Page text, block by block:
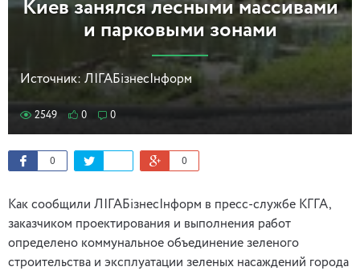
Киев занялся лесными массивами
и парковыми зонами
Источник: ЛIГАБiзнесIнформ
2549 0 0
0 0
Как сообщили ЛІГАБізнесІнформ в пресс-службе КГГА,
заказчиком проектирования и выполнения работ
определено коммунальное объединение зеленого
строительства и эксплуатации зеленых насаждений города